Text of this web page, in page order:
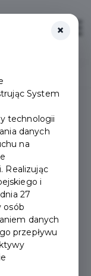
jakie należy
zaznacz
korzystają
ich w
×
System
technologii
danych
na
Realizując
i
27
osób
danych
przepływu